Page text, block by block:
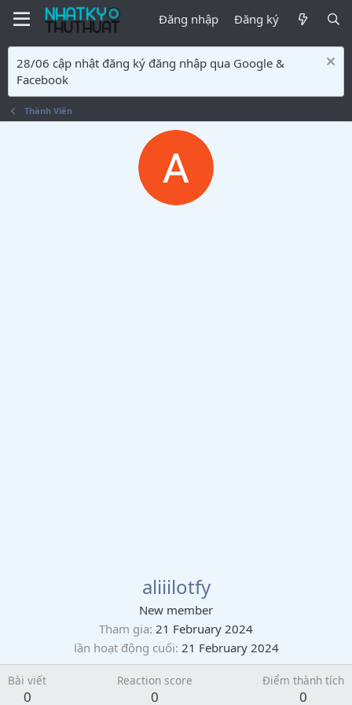
Đăng nhập Đăng ký
28/06 cập nhật đăng ký đăng nhập qua Google &
Facebook
Thành Viên
aliiilotfy
New member
Tham gia 21 February 2024
lần hoạt động cuối 21 February 2024
Bài viết
0
Reaction score
0
Điểm thành tích
0